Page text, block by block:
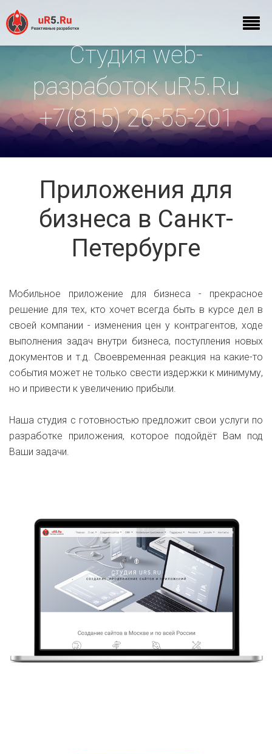
Студия web-
разработок uR5.Ru
+7(815) 26-55-201
Приложения для
бизнеса в Санкт-
Петербурге
Мобильное приложение для бизнеса - прекрасное
решение для тех, кто хочет всегда быть в курсе дел в
своей компании - изменения цен у контрагентов, ходе
выполнения задач внутри бизнеса, поступления новых
документов и т.д. Своевременная реакция на какие-то
события может не только свести издержки к минимуму,
но и привести к увеличению прибыли.
Наша студия с готовностью предложит свои услуги по
разработке приложения, которое подойдёт Вам под
Ваши задачи.